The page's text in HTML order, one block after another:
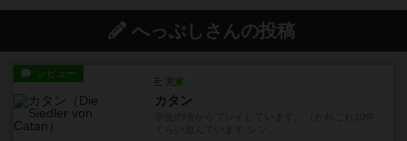
へっぷしさんの投稿
レビュー
充実
カタン